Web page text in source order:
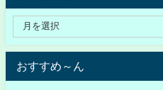
おすすめ～ん